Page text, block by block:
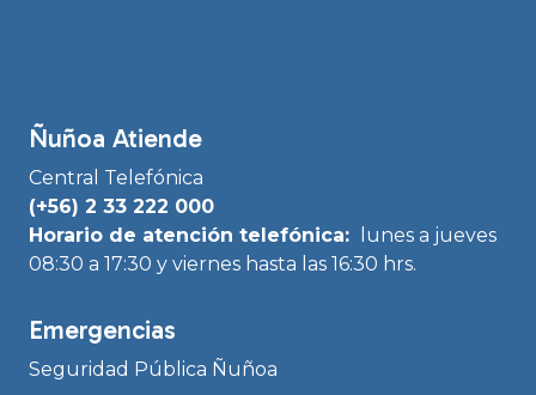
Ñuñoa Atiende
Central Telefónica
(+56) 2 33 222 000
Horario de atención telefónica:
lunes a jueves
08:30 a 17:30 y viernes hasta las 16:30 hrs.
Emergencias
Seguridad Pública Ñuñoa